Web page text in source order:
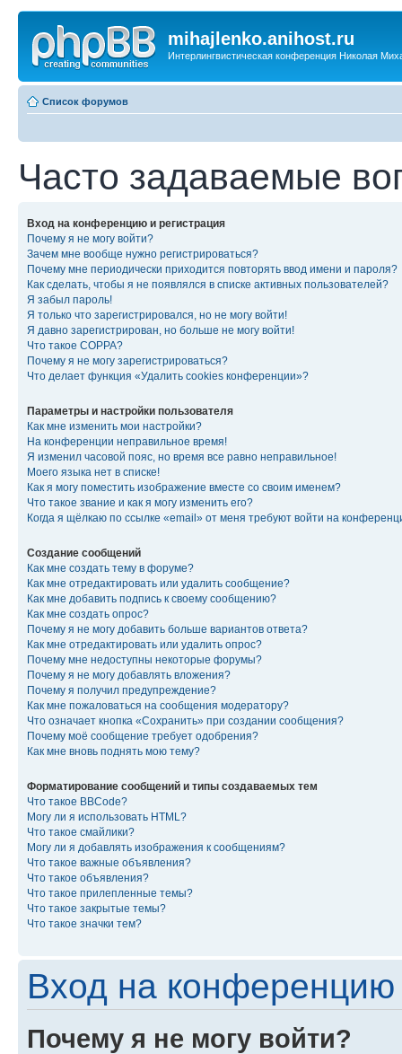
mihajlenko.anihost.ru
Интерлингвистическая конференция Николая
Список форумов
Часто задаваемые
Вход на конференцию и регистрация
Почему я не могу войти?
Зачем мне вообще нужно регистрироваться?
Почему мне периодически приходится повторять ввод имени и пароля?
Как сделать, чтобы я не появлялся в списке активных пользователей?
Я забыл пароль!
Я только что зарегистрировался, но не могу войти!
Я давно зарегистрирован, но больше не могу войти!
Что такое COPPA?
Почему я не могу зарегистрироваться?
Что делает функция «Удалить cookies конференции»?
Параметры и настройки пользователя
Как мне изменить мои настройки?
На конференции неправильное время!
Я изменил часовой пояс, но время все равно неправильное!
Моего языка нет в списке!
Как я могу поместить изображение вместе со своим именем?
Что такое звание и как я могу изменить его?
Когда я щёлкаю по ссылке «email» от меня требуют войти на
Создание сообщений
Как мне создать тему в форуме?
Как мне отредактировать или удалить сообщение?
Как мне добавить подпись к своему сообщению?
Как мне создать опрос?
Почему я не могу добавить больше вариантов ответа?
Как мне отредактировать или удалить опрос?
Почему мне недоступны некоторые форумы?
Почему я не могу добавлять вложения?
Почему я получил предупреждение?
Как мне пожаловаться на сообщения модератору?
Что означает кнопка «Сохранить» при создании сообщения?
Почему моё сообщение требует одобрения?
Как мне вновь поднять мою тему?
Форматирование сообщений и типы создаваемых тем
Что такое BBCode?
Могу ли я использовать HTML?
Что такое смайлики?
Могу ли я добавлять изображения к сообщениям?
Что такое важные объявления?
Что такое объявления?
Что такое прилепленные темы?
Что такое закрытые темы?
Что такое значки тем?
Вход на конференцию
Почему я не могу войти?